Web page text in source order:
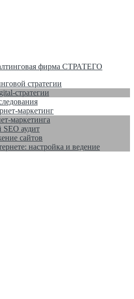
фирма СТРАТЕГО
стратегии
стратегии
маркетинг
маркетинга
аудит
сайтов
настройка и ведение